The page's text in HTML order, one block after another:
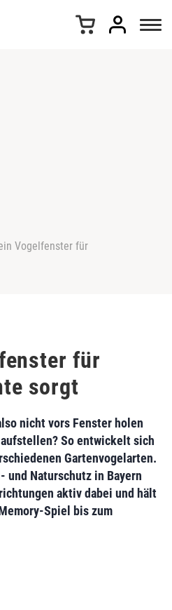
Vogelfenster für
für
sorgt
nicht vors Fenster holen
So entwickelt sich
Gartenvogelarten.
und Naturschutz in Bayern
aktiv dabei und hält
Spiel bis zum